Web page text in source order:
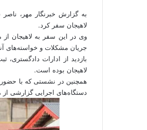
به گزارش خبرنگار مهر ،
لاهیجان سفر کرد.
وی در این سفر به لاهیجان از
جریان مشکلات و خواسته‌های
بازدید از ادارات
لاهیجان بوده است.
همچنین در نشستی که با حضور
دستگاه‌های اجرایی گزارشی